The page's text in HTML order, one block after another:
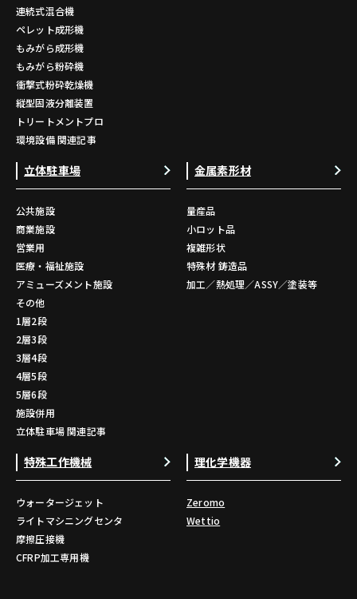
連続式混合機
ペレット成形機
もみがら成形機
もみがら粉砕機
衝撃式粉砕乾燥機
縦型固液分離装置
トリートメントプロ
環境設備 関連記事
立体駐車場
公共施設
商業施設
営業用
医療・福祉施設
アミューズメント施設
その他
1層2段
2層3段
3層4段
4層5段
5層6段
施設併用
立体駐車場 関連記事
金属素形材
量産品
小ロット品
複雑形状
特殊材 鋳造品
加工／熱処理／ASSY／塗装等
特殊工作機械
ウォータージェット
ライトマシニングセンタ
摩擦圧接機
CFRP加工専用機
理化学機器
Zeromo
Wettio